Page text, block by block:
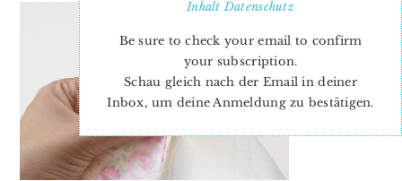
InhaltDatenschutz
Be sure to check your email to confirm
your subscription.
Schau gleich nach der Email in deiner
Inbox, um deine Anmeldung zu bestätigen.